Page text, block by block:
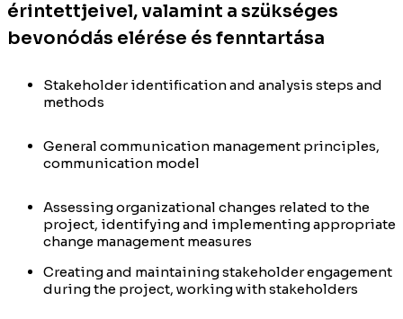
érintettjeivel, valamint a szükséges
bevonódás elérése és fenntartása
Stakeholder identification and analysis steps and
methods
General communication management principles,
communication model
Assessing organizational changes related to the
project, identifying and implementing appropriate
change management measures
Creating and maintaining stakeholder engagement
during the project, working with stakeholders